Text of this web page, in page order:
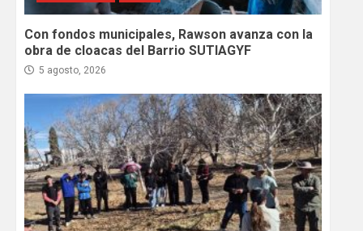
Con fondos municipales, Rawson avanza con la
obra de cloacas del Barrio SUTIAGYF
5 agosto, 2026